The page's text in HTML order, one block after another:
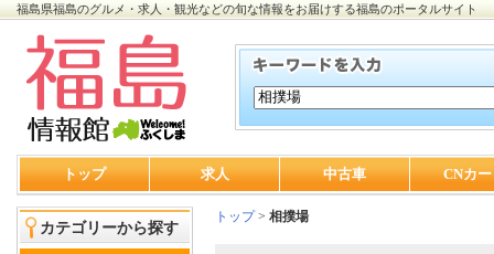
福島県福島のグルメ・求人・観光などの旬な情報をお届けする福島のポータルサイト
トップ 求人 中古車 CNカ
カテゴリーから探す
トップ> 相撲場